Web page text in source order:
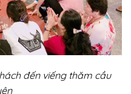
đến viếng thăm cầu